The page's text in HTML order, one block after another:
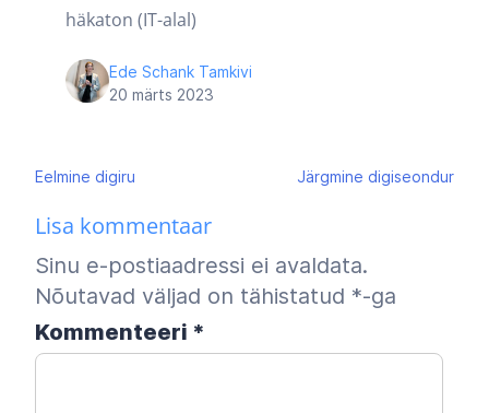
häkaton (IT-alal)
Ede Schank Tamkivi
20 märts 2023
Navigeerimine
Eelmine digiru Järgmine digiseondur
Lisa kommentaar
Sinu e-postiaadressi ei avaldata.
Nõutavad väljad on tähistatud *-ga
Kommenteeri *